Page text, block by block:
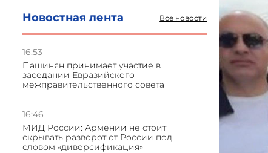
Новостная лента Все новости
16:53
Пашинян принимает участие в
заседании Евразийского
межправительственного совета
16:46
МИД России: Армении не стоит
скрывать разворот от России под
словом «диверсификация»